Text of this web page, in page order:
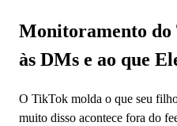
Monitoramento do
às DMs e ao que
O TikTok molda o que seu
muito disso acontece fora do